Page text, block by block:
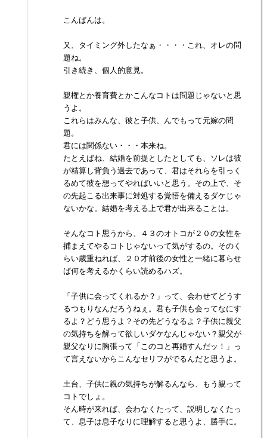
こんばんは。
又、タイミング外したなぁ・・・・これ、オレの問
題ね。
引き続き、個人的意見。
親権とか養育費とかこんなコトは問題じゃないと思
うよ。
これらはみんな、彼と子供、んでもって元嫁の問
題。
君には関係ない・・・本来ね。
たとえばね、結婚を前提としたとしても、ソレは彼
が精算し背負う過去であって、君はそれらを引っく
るめて彼を想ってやればいいと思う。その上で、そ
の先起こる出来事に対処する覚悟を備えるダケじゃ
ないかな。結婚を考える上で君が出来ることは。
そんなコト思うから、４３のオトコが２０の女性を
捕まえてやるコトじゃないって気がするの。そのく
らい歳重ねれば、２０才前後の女性と一緒に暮らせ
ば何を考えるかくらい読めるハズ。
「子供に会ってくれるか？」って、会わせてどうす
るつもりなんだろうねぇ。君も子供も会ってなにす
るよ？どう思うよ？その先どうなるよ？子供に親父
の気持ちを解って欲しいダケなんじゃない？親父が
親父なりに胸張って「このコと再婚すんだッ！」っ
て言えないからこんなセリフがでるんだと思うよ。
土台、子供に親の気持ちが解るんなら、もう親って
コトでしょ。
そん時が来れば、会わなくたって、説明しなくたっ
て、息子は息子なりに理解すると思うよ、勝手に。